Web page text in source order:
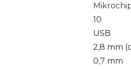
10
USB
2,8 mm
0,7 mm